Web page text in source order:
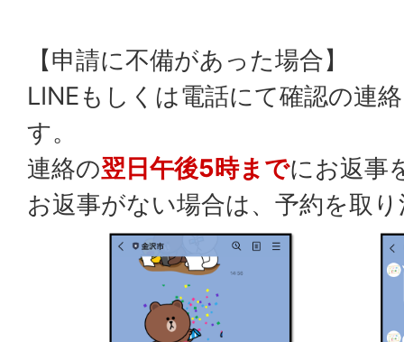
【申請に不備があった場合】
LINEもしくは電話にて確認の連
す。
連絡の翌日午後5時までにお返事
お返事がない場合は、予約を取